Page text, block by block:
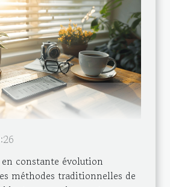
constante évolution
méthodes traditionnelles de